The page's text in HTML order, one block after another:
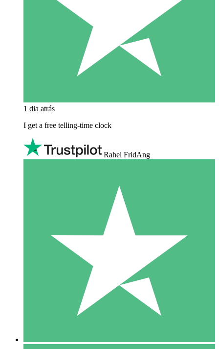
1 dia atrás
I get a free telling-time clock
Rahel FridAng